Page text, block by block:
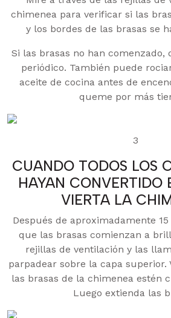
chimenea para verificar si las
y los bordes de las brasas se
Si las brasas no han comenzado,
periódico. También puede
aceite de cocina antes de
queme por más
3
CUANDO TODOS LOS
HAYAN CONVERTIDO
VIERTA LA
Después de aproximadamente
que las brasas comienzan a
rejillas de ventilación y las
parpadear sobre la capa superior.
las brasas de la chimenea estén
Luego extienda las